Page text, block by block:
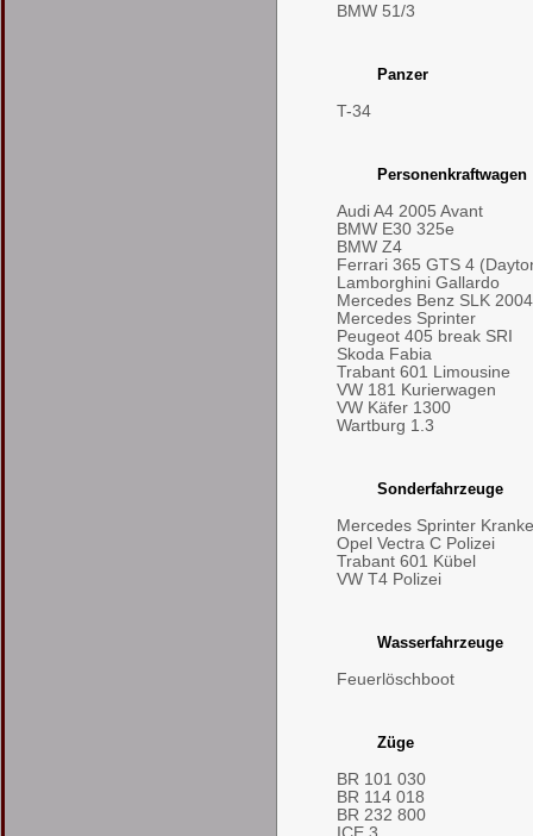
BMW 51/3
Panzer
T-34
Personenkraftwagen
Audi A4 2005 Avant
BMW E30 325e
BMW Z4
Ferrari 365 GTS 4
Lamborghini Gallardo
Mercedes Benz SLK
Mercedes Sprinter
Peugeot 405 break SRI
Skoda Fabia
Trabant 601 Limousine
VW 181 Kurierwagen
VW Käfer 1300
Wartburg 1.3
Sonderfahrzeuge
Mercedes Sprinter
Opel Vectra C Polizei
Trabant 601 Kübel
VW T4 Polizei
Wasserfahrzeuge
Feuerlöschboot
Züge
BR 101 030
BR 114 018
BR 232 800